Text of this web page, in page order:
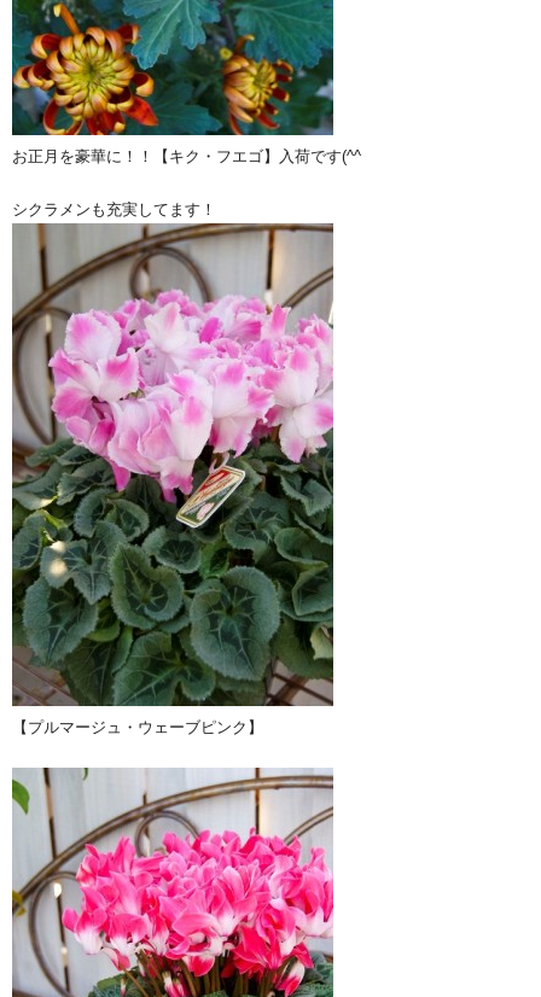
お正月を豪華に！！【キク・フエゴ】入荷です(^^ゞ
シクラメンも充実してます！
【プルマージュ・ウェーブピンク】